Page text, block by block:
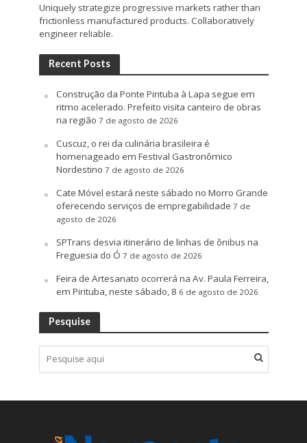
Uniquely strategize progressive markets rather than
frictionless manufactured products. Collaboratively
engineer reliable.
Recent Posts
Construção da Ponte Pirituba à Lapa segue em
ritmo acelerado. Prefeito visita canteiro de obras
na região 7 de agosto de 2026
Cuscuz, o rei da culinária brasileira é
homenageado em Festival Gastronômico
Nordestino 7 de agosto de 2026
Cate Móvel estará neste sábado no Morro Grande
oferecendo serviços de empregabilidade 7 de
agosto de 2026
SPTrans desvia itinerário de linhas de ônibus na
Freguesia do Ó 7 de agosto de 2026
Feira de Artesanato ocorrerá na Av. Paula Ferreira,
em Pirituba, neste sábado, 8 6 de agosto de 2026
Pesquise